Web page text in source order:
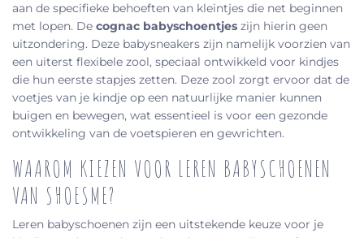
aan de specifieke behoeften van kleintjes die net beginnen
met lopen. De cognac babyschoentjes zijn hierin geen
uitzondering. Deze babysneakers zijn namelijk voorzien van
een uiterst flexibele zool, speciaal ontwikkeld voor kindjes
die hun eerste stapjes zetten. Deze zool zorgt ervoor dat de
voetjes van je kindje op een natuurlijke manier kunnen
buigen en bewegen, wat essentieel is voor een gezonde
ontwikkeling van de voetspieren en gewrichten.
WAAROM KIEZEN VOOR LEREN BABYSCHOENEN
VAN SHOESME?
Leren babyschoenen zijn een uitstekende keuze voor je